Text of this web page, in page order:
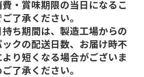
・賞味期限の当日になるこ
了承ください。
ち期間は、製造工場からの
クの配送日数、お届け時不
り短くなる場合がございま
了承ください。